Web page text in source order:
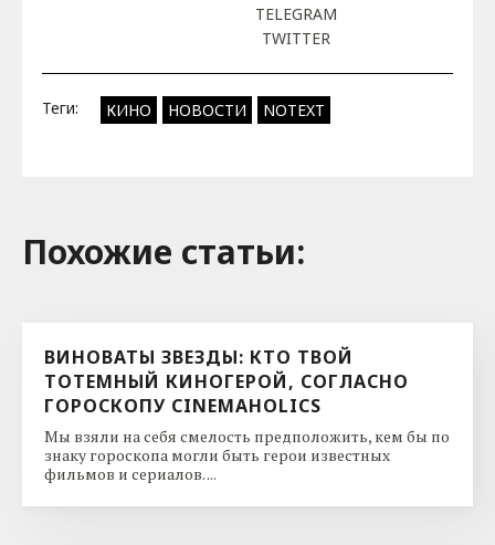
TELEGRAM
TWITTER
Теги: КИНО НОВОСТИ NOTEXT
Похожие cтатьи:
ВИНОВАТЫ ЗВЕЗДЫ: КТО ТВОЙ
ТОТЕМНЫЙ КИНОГЕРОЙ, СОГЛАСНО
ГОРОСКОПУ CINEMAHOLICS
Мы взяли на себя смелость предположить, кем бы по
знаку гороскопа могли быть герои известных
фильмов и сериалов. ...